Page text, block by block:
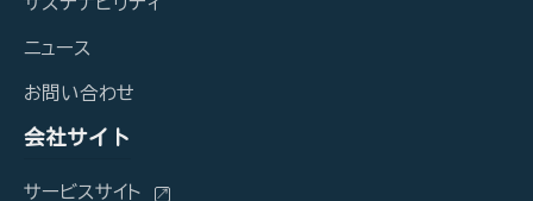
ニュース
お問い合わせ
会社サイト
サービスサイト